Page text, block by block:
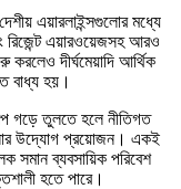
এয়ারলাইন্সগুলোর মধ্যে
রিজেন্ট এয়ারওয়েজসহ আরও
দীর্ঘমেয়াদি আর্থিক
বাধ্য হয়।
গড়ে তুলতে হলে নীতিগত
উদ্যোগ প্রয়োজন। একই
সমান ব্যবসায়িক পরিবেশ
হতে পারে।